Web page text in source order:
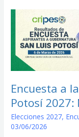
Encuesta a
Potosí 2027:
Elecciones 2027,
03/06/2026
gubernatura
San
Luis
Potosí
2027:
Marzo
2026